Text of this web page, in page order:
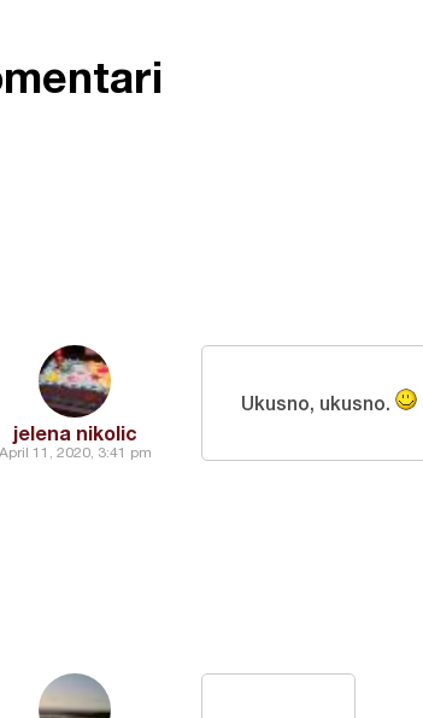
jelena nikolic
April 11, 2020, 3:41 pm
Ukusno, ukusno.